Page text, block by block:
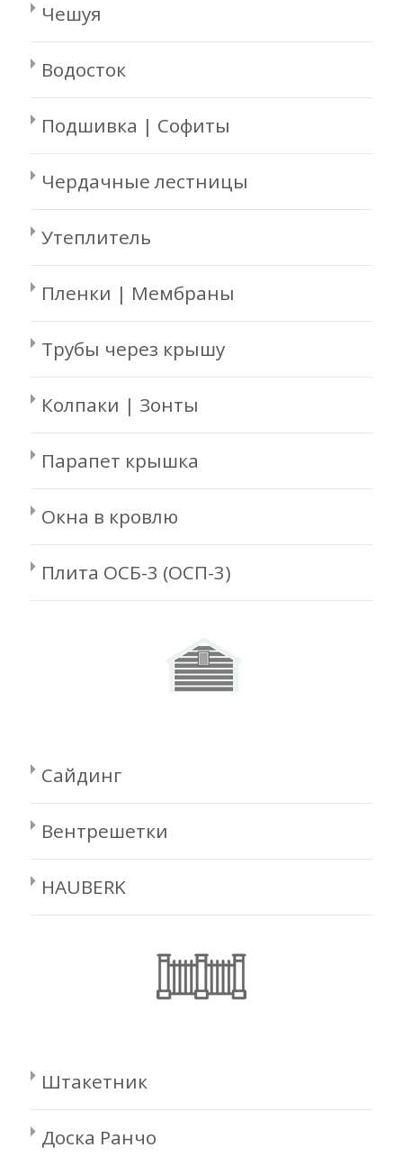
Чешуя
Водосток
Подшивка | Софиты
Чердачные лестницы
Утеплитель
Пленки | Мембраны
Трубы через крышу
Колпаки | Зонты
Парапет крышка
Окна в кровлю
Плита ОСБ-3 (ОСП-3)
Сайдинг
Вентрешетки
HAUBERK
Штакетник
Доска Ранчо